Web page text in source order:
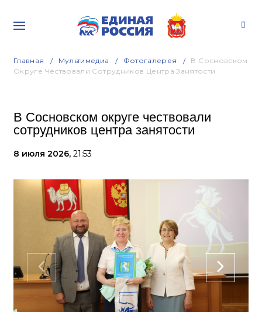
Главная Мультимедиа Фотогалерея
В Сосновском
Округе Чествовали Сотрудников Центра Занятости
В Сосновском округе чествовали
сотрудников центра занятости
8 июля 2026, 21:53